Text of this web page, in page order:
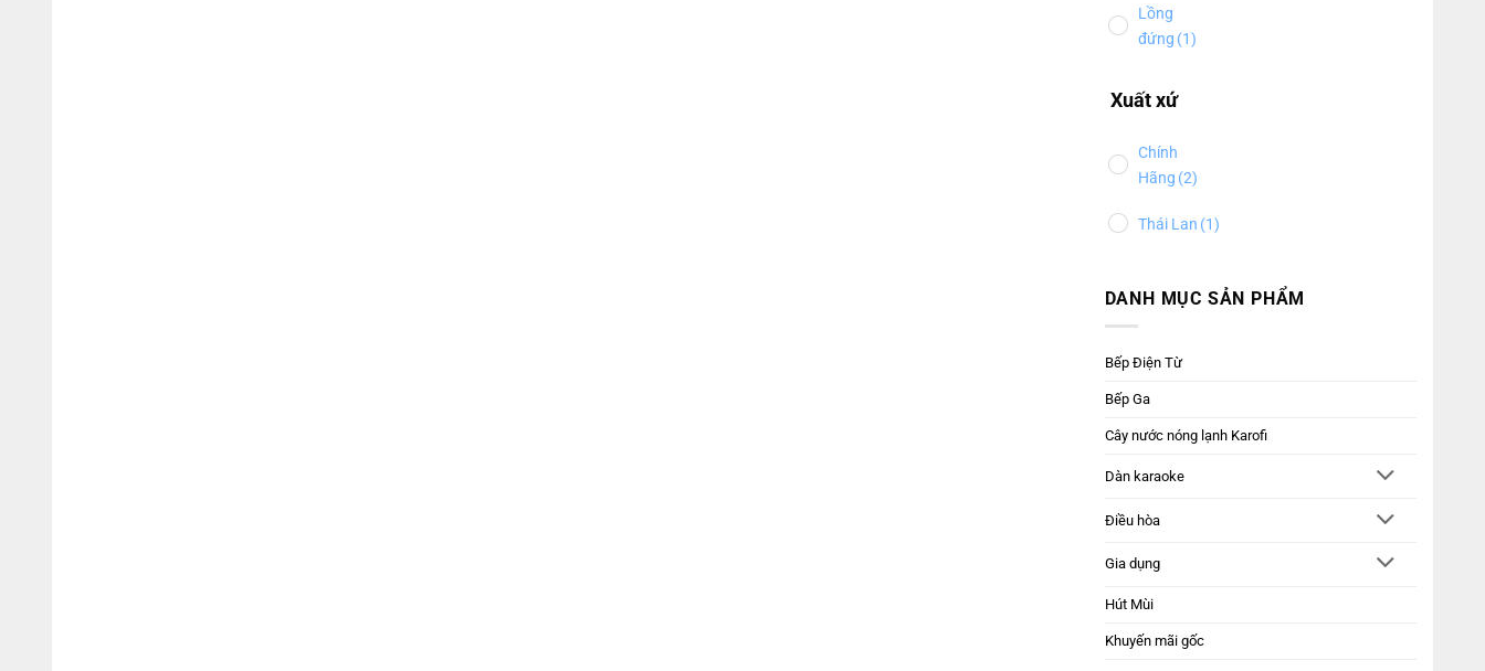
Lồng
đứng (1)
Xuất xứ
Chính
Hãng (2)
Thái Lan (1)
DANH MỤC SẢN PHẨM
Bếp Điện Từ
Bếp Ga
Cây nước nóng lạnh Karofi
Dàn karaoke
Điều hòa
Gia dụng
Hút Mùi
Khuyến mãi gốc